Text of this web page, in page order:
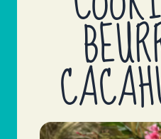
04 50 27 22 84
AQUARIUS
2 RUE PERRINE
LA ROCHE SUR FORON,
04 50 25 98 18